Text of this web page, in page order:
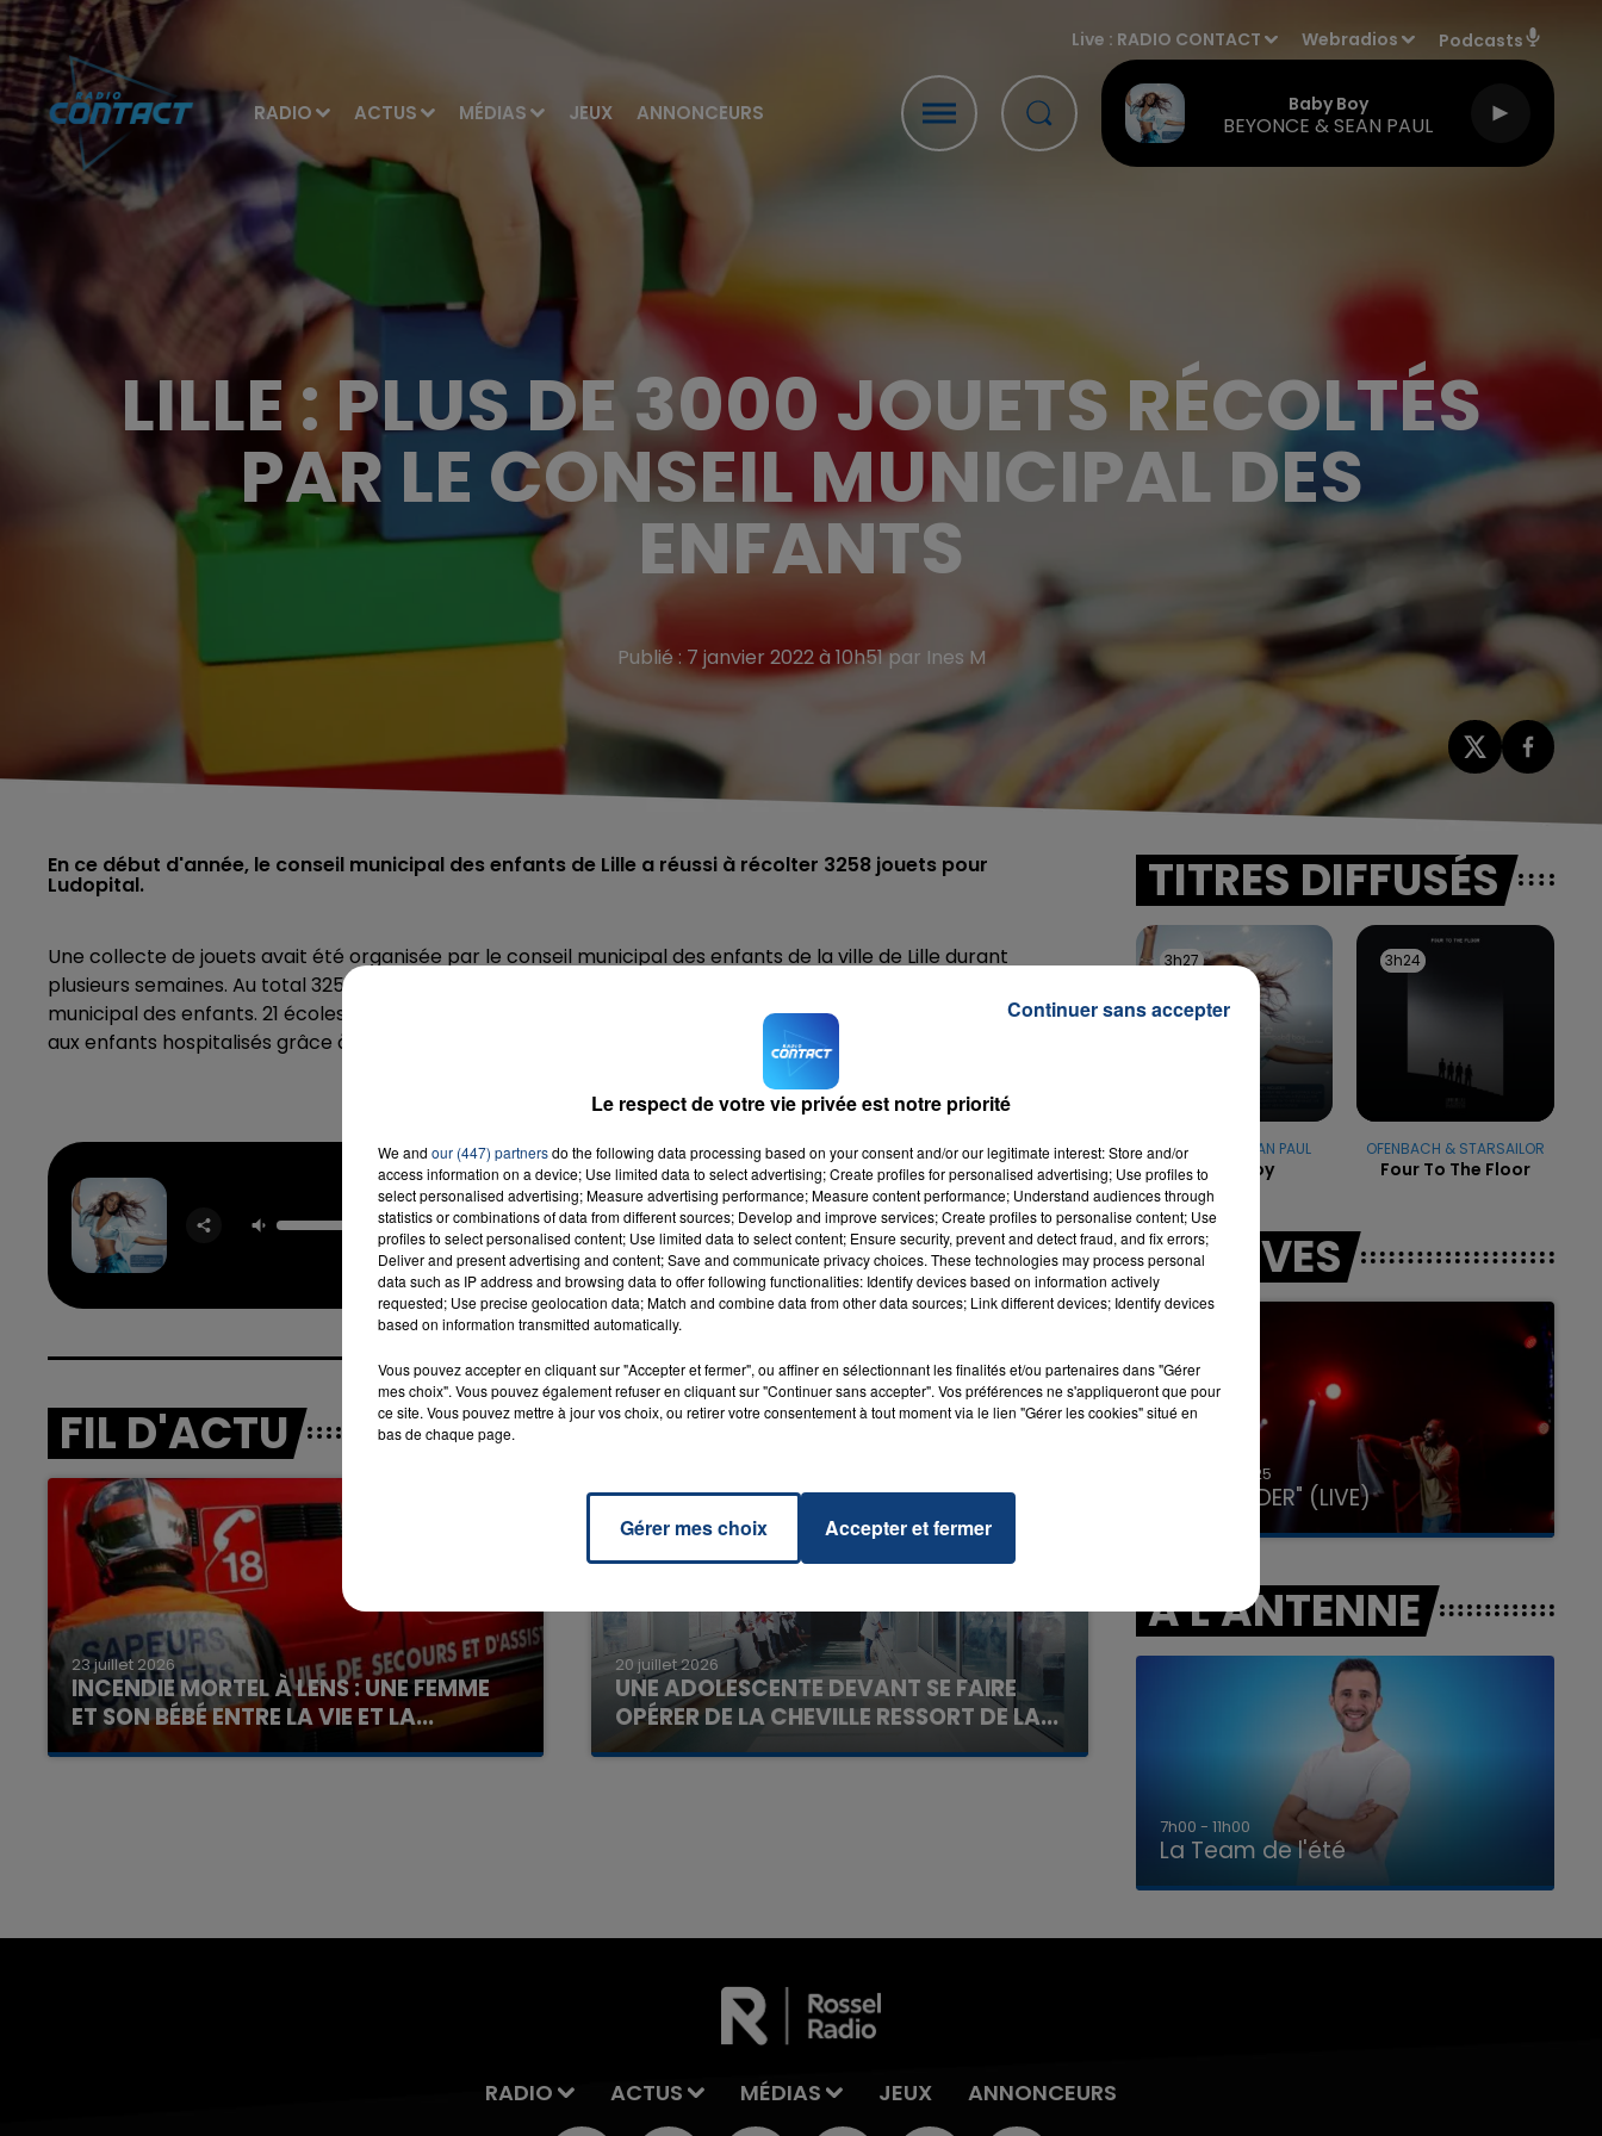
RADIO ACTUS MÉDIAS JEUX ANNONCEURS
Live : RADIO CONTACT Webradios Podcasts
Baby Boy
BEYONCE & SEAN PAUL
7h00 - 11h00
LA TEAM DE L'ÉTÉ
LILLE : PLUS DE 3000 JOUETS RÉCOLTÉS
PAR LE CONSEIL MUNICIPAL DES
ENFANTS
Publié : 7 janvier 2022 à 10h51 par Ines M
En ce début d'année, le conseil municipal des enfants de Lille a réussi à récolter 3258 jouets pour
Ludopital.
Une collecte de jouets avait été organisée par le conseil municipal des enfants de la ville de Lille durant
plusieurs semaines. Au total 3258 jouets récoltés grâce à la centaine de jeunes qui composent le conseil
municipal des enfants. 21 écoles de la métropole lilloise ont participé à l'opération. Les dons seront distribués
aux enfants hospitalisés grâce à l'association Ludopital.
Baby Boy
BEYONCE &
SEAN PAUL
RADIO CONTACT
FIL D'ACTU
23 juillet 2026
INCENDIE MORTEL À LENS : UNE FEMME
ET SON BÉBÉ ENTRE LA VIE ET LA...
Un homme s'est immolé par le feu après avoir
20 juillet 2026
UNE ADOLESCENTE DEVANT SE FAIRE
OPÉRER DE LA CHEVILLE RESSORT DE LA...
La famille a porté plainte contre la clinique qui a
TITRES DIFFUSÉS
3h27
3h27
BEYONCE & SEAN PAUL
Baby Boy
3h24
3h24
OFENBACH & STARSAILOR
Four To The Floor
LES LIVES
31 janvier 2025
GIMS "SPIDER" (LIVE)
A L'ANTENNE
7h00 - 11h00
La Team de l'été
RADIO ACTUS MÉDIAS JEUX ANNONCEURS
Le respect de votre vie privée est notre priorité
We and our (447) partnersdo the following data processing based on your consent and/or our legitimate interest: Store and/or
access information on a device; Use limited data to select advertising; Create profiles for personalised advertising; Use profiles to
select personalised advertising; Measure advertising performance; Measure content performance; Understand audiences through
statistics or combinations of data from different sources; Develop and improve services; Create profiles to personalise content; Use
profiles to select personalised content; Use limited data to select content; Ensure security, prevent and detect fraud, and fix errors;
Deliver and present advertising and content; Save and communicate privacy choices. These technologies may process personal
data such as IP address and browsing data to offer following functionalities: Identify devices based on information actively
requested; Use precise geolocation data; Match and combine data from other data sources; Link different devices; Identify devices
based on information transmitted automatically.
Vous pouvez accepter en cliquant sur "Accepter et fermer", ou affiner en sélectionnant les finalités et/ou partenaires dans "Gérer
mes choix". Vous pouvez également refuser en cliquant sur "Continuer sans accepter". Vos préférences ne s'appliqueront que pour
ce site. Vous pouvez mettre à jour vos choix, ou retirer votre consentement à tout moment via le lien "Gérer les cookies" situé en
bas de chaque page.
Gérer mes choix Accepter et fermer
Continuer sans accepter